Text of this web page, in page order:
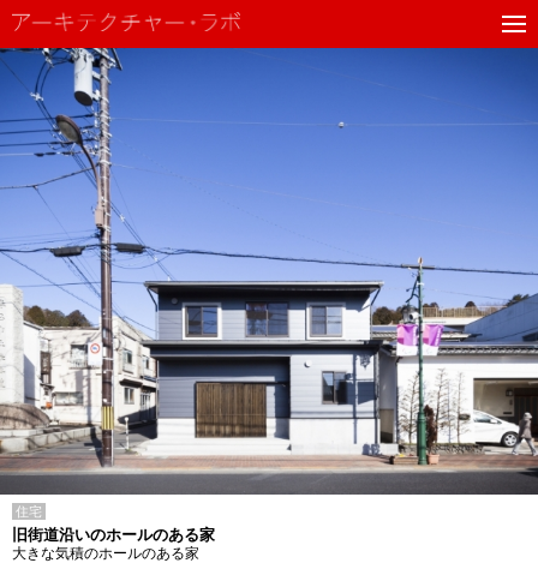
住宅
旧街道沿いのホールのある家
大きな気積のホールのある家